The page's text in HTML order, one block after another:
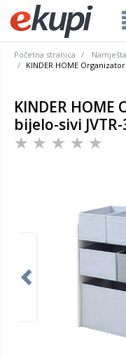
Početna stranica
KINDER HOME
KINDER
bijelo-sivi JVTR-